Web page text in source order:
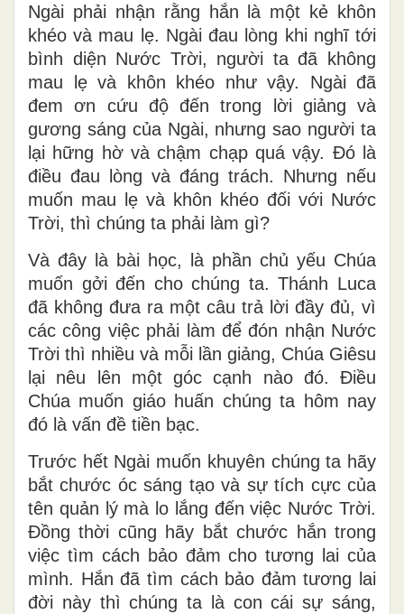
Ngài phải nhận rằng hắn là một kẻ khôn
khéo và mau lẹ. Ngài đau lòng khi nghĩ tới
bình diện Nước Trời, người ta đã không
mau lẹ và khôn khéo như vậy. Ngài đã
đem ơn cứu độ đến trong lời giảng và
gương sáng của Ngài, nhưng sao người ta
lại hững hờ và chậm chạp quá vậy. Đó là
điều đau lòng và đáng trách. Nhưng nếu
muốn mau lẹ và khôn khéo đối với Nước
Trời, thì chúng ta phải làm gì?
Và đây là bài học, là phần chủ yếu Chúa
muốn gởi đến cho chúng ta. Thánh Luca
đã không đưa ra một câu trả lời đầy đủ, vì
các công việc phải làm để đón nhận Nước
Trời thì nhiều và mỗi lần giảng, Chúa Giêsu
lại nêu lên một góc cạnh nào đó. Điều
Chúa muốn giáo huấn chúng ta hôm nay
đó là vấn đề tiền bạc.
Trước hết Ngài muốn khuyên chúng ta hãy
bắt chước óc sáng tạo và sự tích cực của
tên quản lý mà lo lắng đến việc Nước Trời.
Đồng thời cũng hãy bắt chước hắn trong
việc tìm cách bảo đảm cho tương lai của
mình. Hắn đã tìm cách bảo đảm tương lai
đời này thì chúng ta là con cái sự sáng,